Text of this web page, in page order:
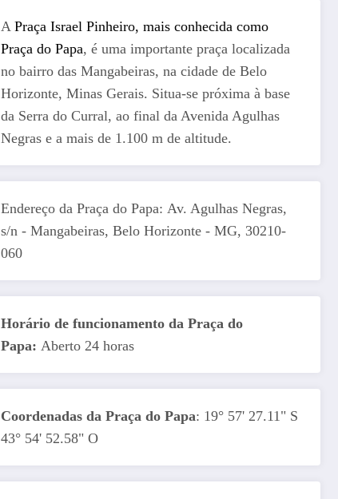
APraça Israel Pinheiro, mais conhecida como
Praça do Papa, é uma importante praça localizada
no bairro das Mangabeiras, na cidade de Belo
Horizonte, Minas Gerais. Situa-se próxima à base
da Serra do Curral, ao final da Avenida Agulhas
Negras e a mais de 1.100 m de altitude.
Endereço da Praça do Papa: Av. Agulhas Negras,
s/n - Mangabeiras, Belo Horizonte - MG, 30210-
060
Horário de funcionamento da Praça do
Papa: Aberto 24 horas
Coordenadas da Praça do Papa: 19° 57' 27.11" S
43° 54' 52.58" O